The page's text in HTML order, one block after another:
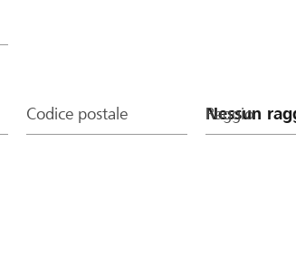
Codice postale Raggio